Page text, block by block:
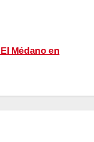
Médano en